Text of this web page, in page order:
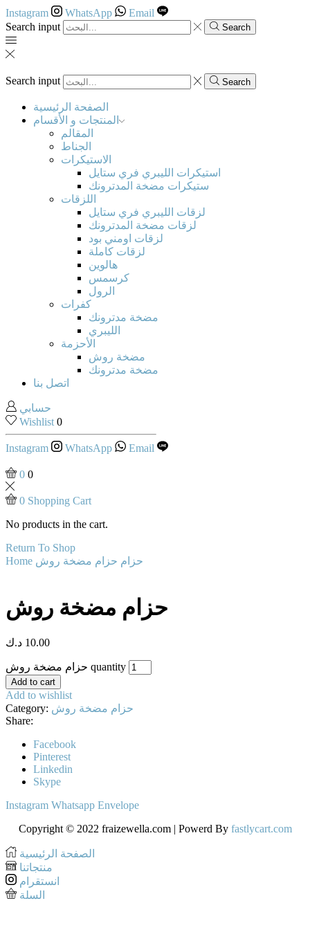
Instagram WhatsApp
Email
Search input
Search
Search input Search
الصفحة الرئيسية
المنتجات و الأقسام
المقالم
الجناط
الاستيكرات
استيكرات الليبري فري ستايل
ستيكرات مضخة المدترونك
اللزقات
لزقات الليبري فري ستايل
لزقات مضخة المدترونك
لزقات اومني بود
لزقات كاملة
هالوين
كرسمس
الرول
كفرات
مضخة مدترونك
الليبري
الأحزمة
مضخة روش
مضخة مدترونك
اتصل بنا
حسابي
Wishlist 0
Instagram WhatsApp Email
0 0
0 Shopping Cart
No products in the cart.
Return To Shop
Home
حزام حزام مضخة روش
حزام مضخة روش
10.00 د.ك
حزام مضخة روش quantity
Add to cart
Add to wishlist
Category: حزام مضخة روش
Share:
Facebook
Pinterest
Linkedin
Skype
Instagram Whatsapp Envelope
Copyright © 2022 fraizewella.com | Powerd By fastlycart.com
الصفحة الرئيسية
منتجاتنا
انستقرام
السلة